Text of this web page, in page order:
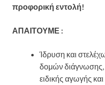
προφορική εντολή!
ΑΠΑΙΤΟΥΜΕ :
Ίδρυση και
δομών διάγνωσης,
ειδικής αγωγής